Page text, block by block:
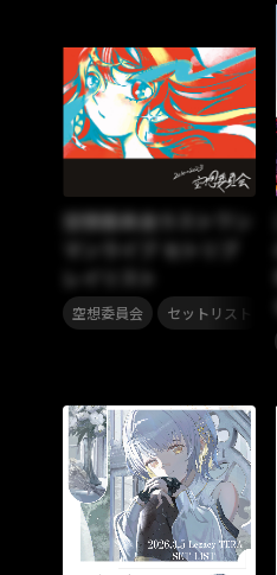
空想委員会ラストワン
マンライブ セトリプ
レイリスト
空想委員会 セットリスト